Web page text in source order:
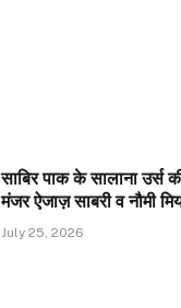
साबिर पाक के सालाना उर्स
मंजर ऐजाज़ साबरी व नौमी
July 25, 2026